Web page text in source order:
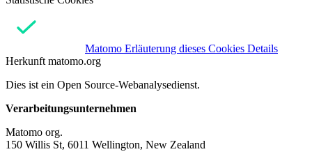
Matomo Erläuterung dieses Cookies Details
Herkunft matomo.org
Dies ist ein Open Source-Webanalysedienst.
Verarbeitungsunternehmen
Matomo org.
150 Willis St, 6011 Wellington, New Zealand